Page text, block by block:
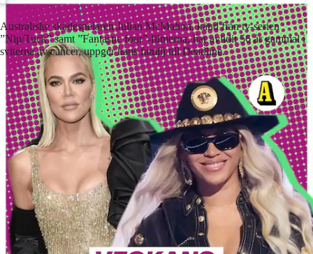
Australiske skådespelaren Julian McMahon, känd från tv-serien
”Nip/Tuck” samt ”Fantastic four”-filmerna, har avlidit 56 år gammal i
sviterna av cancer, uppger hans familj till Deadline.